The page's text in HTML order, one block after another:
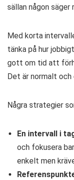
sällan någon säger
Med korta
tänka på hur
gott om tid att
Det är normalt och
Några strategier
En intervall i
och fokusera
enkelt men